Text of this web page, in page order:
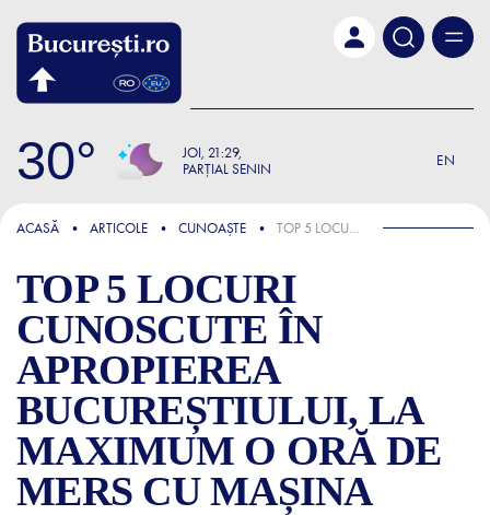
30 JOI 21:29
PARȚIAL SENIN
EN
FOCUS
ACASĂ ARTICOLE CUNOAȘTE TOP 5 LOCURI CUNOSCUTE ÎN APROPIEREA BUCUREȘTIULUI, LA MAXIMUM O ORĂ DE MERS CU MAȘINA
TOP 5 LOCURI
CUNOSCUTE ÎN
APROPIEREA
BUCUREȘTIULUI, LA
MAXIMUM O ORĂ DE
MERS CU MAȘINA